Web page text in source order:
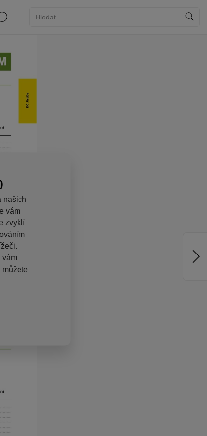
našich
vám
zvyklí
vám